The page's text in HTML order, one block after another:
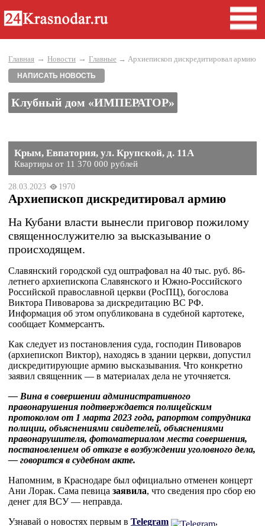
Главная → Новости → Главные → Архиепископ дискредитировал армию
НАПИСАТЬ НОВОСТЬ
Клубный дом «ИМПЕРАТОР»
Крым, Евпатория, ул. Крупской, д. 11А
Квартиры от 11 370 000 рублей
28.03.2023 1970
Архиепископ дискредитировал армию
На Кубани власти вынесли приговор пожилому
священнослужителю за высказывание о
происходящем.
Славянский городской суд оштрафовал на 40 тыс. руб. 86-
летнего архиепископа Славянского и Южно-Российского
Российской православной церкви (РосПЦ), богослова
Виктора Пивоварова за дискредитацию ВС РФ.
Информация об этом опубликована в судебной картотеке,
сообщает Коммерсантъ.
Как следует из постановления суда, господин Пивоваров
(архиепископ Виктор), находясь в здании церкви, допустил
дискредитирующие армию высказывания. Что конкретно
заявил священник — в материалах дела не уточняется.
— Вина в совершении административного
правонарушения подтверждается полицейским
протоколом от 1 марта 2023 года, рапортом сотрудника
полиции, объяснениями свидетелей, объяснениями
правонарушителя, фотоматериалом места совершения,
постановлением об отказе в возбуждении уголовного дела,
— говорится в судебном акте.
Напомним, в Краснодаре был официально отменен концерт
Ани Лорак. Сама певица заявила, что сведения про сбор ею
денег для ВСУ — неправда.
Узнавай о новостях первым в Telegram
,